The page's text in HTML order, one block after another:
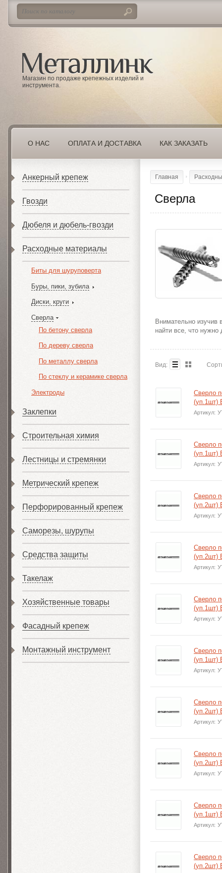
Магазин по продаже крепежных изделий и
инструмента.
Анкерный крепеж
Гвозди
Дюбеля и дюбель-гвозди
Расходные материалы
Биты для шуруповерта
Буры, пики, зубила
Диски, круги
Сверла
По бетону сверла
По дереву сверла
По металлу сверла
По стеклу и керамике сверла
Электроды
Заклепки
Строительная химия
Лестницы и стремянки
Метрический крепеж
Перфорированный крепеж
Саморезы, шурупы
Средства защиты
Такелаж
Хозяйственные товары
Фасадный крепеж
Монтажный инструмент
О НАС ОПЛАТА И ДОСТАВКА КАК ЗАКАЗАТЬ
Главная
Сверла
Внимательно изучив
найти все, что
Вид:
Сверло
(уп.1шт)
Артикул:
Сверло
(уп.1шт)
Артикул:
Сверло
(уп.2шт)
Артикул:
Сверло
(уп.2шт)
Артикул:
Сверло
(уп.1шт)
Артикул:
Сверло
(уп.1шт)
Артикул:
Сверло
(уп.2шт)
Артикул:
Сверло
(уп.2шт)
Артикул:
Сверло
(уп.1шт)
Артикул:
Сверло
(уп.2шт)